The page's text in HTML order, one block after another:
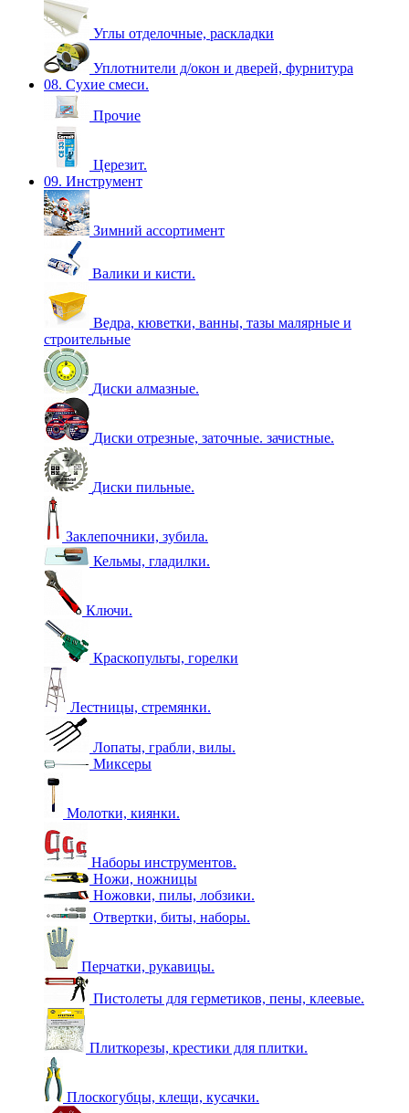
Углы отделочные, раскладки
Уплотнители д/окон и дверей, фурнитура
08. Сухие смеси.
Прочие
Церезит.
09. Инструмент
Зимний ассортимент
Валики и кисти.
Ведра, кюветки, ванны, тазы малярные и
строительные
Диски алмазные.
Диски отрезные, заточные. зачистные.
Диски пильные.
Заклепочники, зубила.
Кельмы, гладилки.
Ключи.
Краскопульты, горелки
Лестницы, стремянки.
Лопаты, грабли, вилы.
Миксеры
Молотки, киянки.
Наборы инструментов.
Ножи, ножницы
Ножовки, пилы, лобзики.
Отвертки, биты, наборы.
Перчатки, рукавицы.
Пистолеты для герметиков, пены, клеевые.
Плиткорезы, крестики для плитки.
Плоскогубцы, клещи, кусачки.